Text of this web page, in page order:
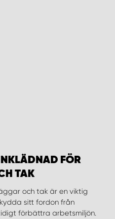
FÖR
TAK
och tak är en viktig
sitt fordon från
förbättra arbetsmiljön.